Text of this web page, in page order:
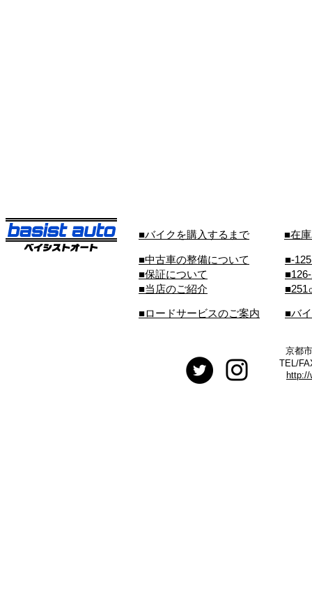
■バイクを購入するまで ■在
■中古車の整備について
■保証について
■当店のご紹介
■-
■251
■ロードサービスのご案内 ■バ
京都
TEL/